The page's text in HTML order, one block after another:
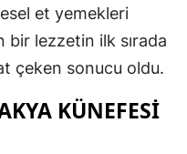
et yemekleri
bir lezzetin ilk sırada
çeken sonucu oldu.
KÜNEFESİ